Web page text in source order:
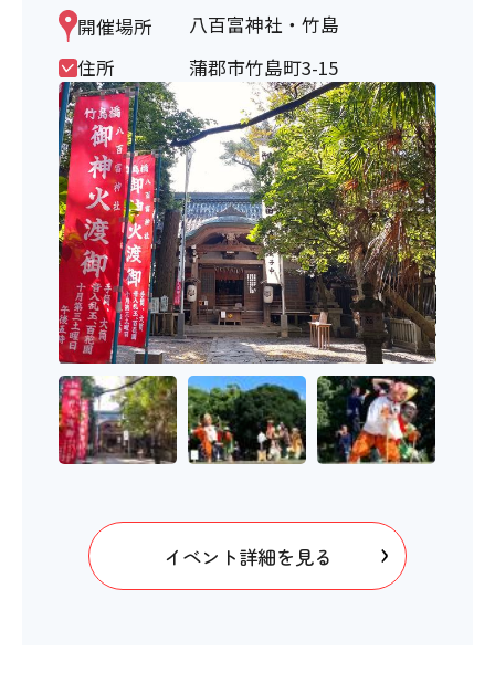
開催場所
八百富神社・竹島
住所
蒲郡市竹島町3-15
イベント詳細を見る